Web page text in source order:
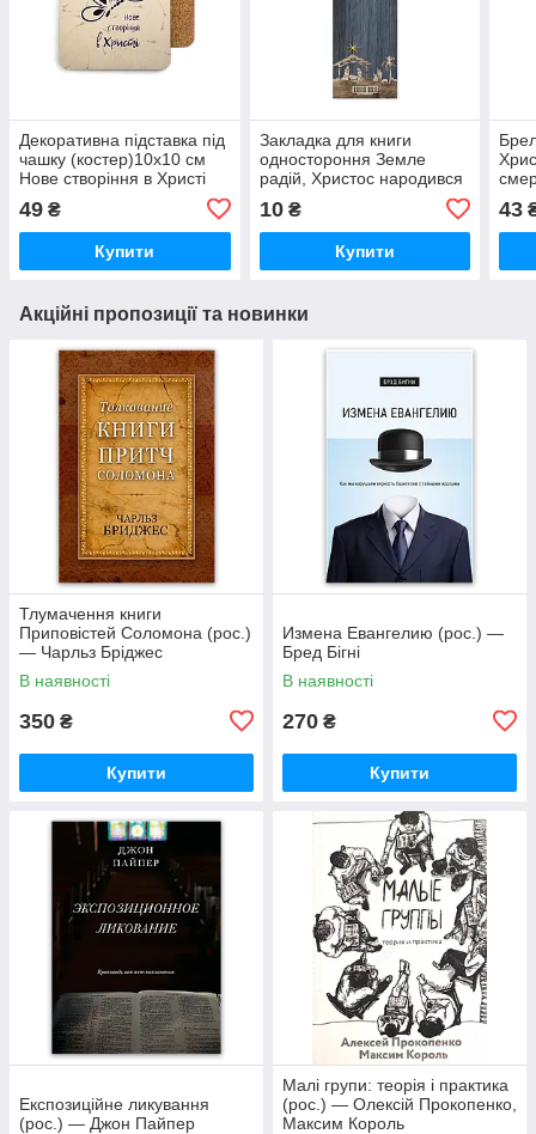
Декоративна підставка під
чашку (костер)10х10 см
Нове створіння в Христі
49 ₴
Купити
Закладка для книги
одностороння Земле
радій, Христос народився
10₴
Купити
43
Акційні пропозиції та новинки
Тлумачення книги
Приповістей Соломона (рос.)
— Чарльз Бріджес
В наявності
350 ₴
Купити
Измена Евангелию (рос.) —
Бред Бігні
В наявності
270 ₴
Купити
Експозиційне ликування
(рос.) — Джон Пайпер
Малі групи: теорія і практика
(рос.) — Олексій Прокопенко,
Максим Король